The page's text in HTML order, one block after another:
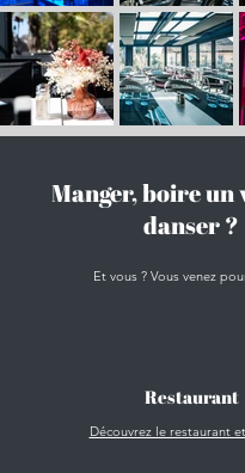
Manger, boire un
danser ?
Et vous ? Vous venez
Restaurant
Découvrez le restaurant